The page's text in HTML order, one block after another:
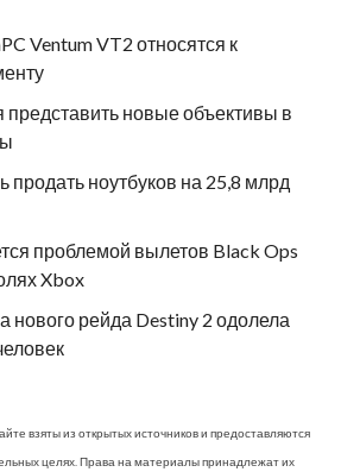
Ventum VT2 относятся к
представить новые объективы в
продать ноутбуков на 25,8 млрд
проблемой вылетов Black Ops
Xbox
нового рейда Destiny 2 одолела
взяты из открытых источников и предоставляются
целях. Права на материалы принадлежат их